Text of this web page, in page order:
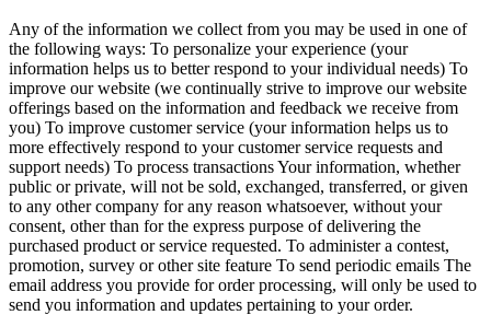
Any of the information we collect from you may be used in one of
the following ways: To personalize your experience (your
information helps us to better respond to your individual needs) To
improve our website (we continually strive to improve our website
offerings based on the information and feedback we receive from
you) To improve customer service (your information helps us to
more effectively respond to your customer service requests and
support needs) To process transactions Your information, whether
public or private, will not be sold, exchanged, transferred, or given
to any other company for any reason whatsoever, without your
consent, other than for the express purpose of delivering the
purchased product or service requested. To administer a contest,
promotion, survey or other site feature To send periodic emails The
email address you provide for order processing, will only be used to
send you information and updates pertaining to your order.